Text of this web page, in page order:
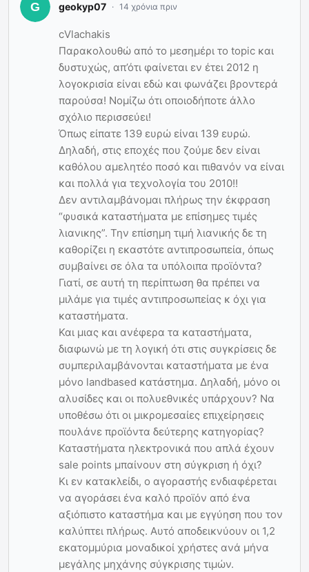
geokyp07 14 χρόνια πριν
cVlachakis
Παρακολουθώ από το μεσημέρι το topic και
δυστυχώς, απ’ότι φαίνεται εν έτει 2012 η
λογοκρισία είναι εδώ και φωνάζει βροντερά
παρούσα! Νομίζω ότι οποιοδήποτε άλλο
σχόλιο περισσεύει!
Όπως είπατε 139 ευρώ είναι 139 ευρώ.
Δηλαδή, στις εποχές που ζούμε δεν είναι
καθόλου αμελητέο ποσό και πιθανόν να είναι
και πολλά για τεχνολογία του 2010!!
Δεν αντιλαμβάνομαι πλήρως την έκφραση
“φυσικά καταστήματα με επίσημες τιμές
λιανικης”. Την επίσημη τιμή λιανικής δε τη
καθορίζει η εκαστότε αντιπροσωπεία, όπως
συμβαίνει σε όλα τα υπόλοιπα προϊόντα?
Γιατί, σε αυτή τη περίπτωση θα πρέπει να
μιλάμε για τιμές αντιπροσωπείας κ όχι για
καταστήματα.
Και μιας και ανέφερα τα καταστήματα,
διαφωνώ με τη λογική ότι στις συγκρίσεις δε
συμπεριλαμβάνονται καταστήματα με ένα
μόνο landbased κατάστημα. Δηλαδή, μόνο οι
αλυσίδες και οι πολυεθνικές υπάρχουν? Να
υποθέσω ότι οι μικρομεσαίες επιχείρησεις
πουλάνε προϊόντα δεύτερης κατηγορίας?
Καταστήματα ηλεκτρονικά που απλά έχουν
sale points μπαίνουν στη σύγκριση ή όχι?
Κι εν κατακλείδι, ο αγοραστής ενδιαφέρεται
να αγοράσει ένα καλό προϊόν από ένα
αξιόπιστο καταστήμα και με εγγύηση που τον
καλύπτει πλήρως. Αυτό αποδεικνύουν οι 1,2
εκατομμύρια μοναδικοί χρήστες ανά μήνα
μεγάλης μηχάνης σύγκρισης τιμών.